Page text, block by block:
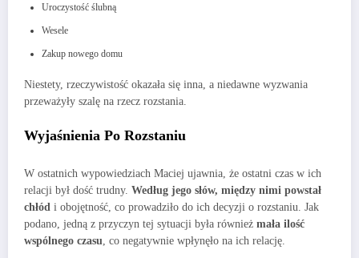
Uroczystość ślubną
Wesele
Zakup nowego domu
Niestety, rzeczywistość okazała się inna, a niedawne wyzwania
przeważyły szalę na rzecz rozstania.
Wyjaśnienia Po Rozstaniu
W ostatnich wypowiedziach Maciej ujawnia, że ostatni czas w ich
relacji był dość trudny. Według jego słów, między nimi powstał
chłód i obojętność, co prowadziło do ich decyzji o rozstaniu. Jak
podano, jedną z przyczyn tej sytuacji była również mała ilość
wspólnego czasu , co negatywnie wpłynęło na ich relację.